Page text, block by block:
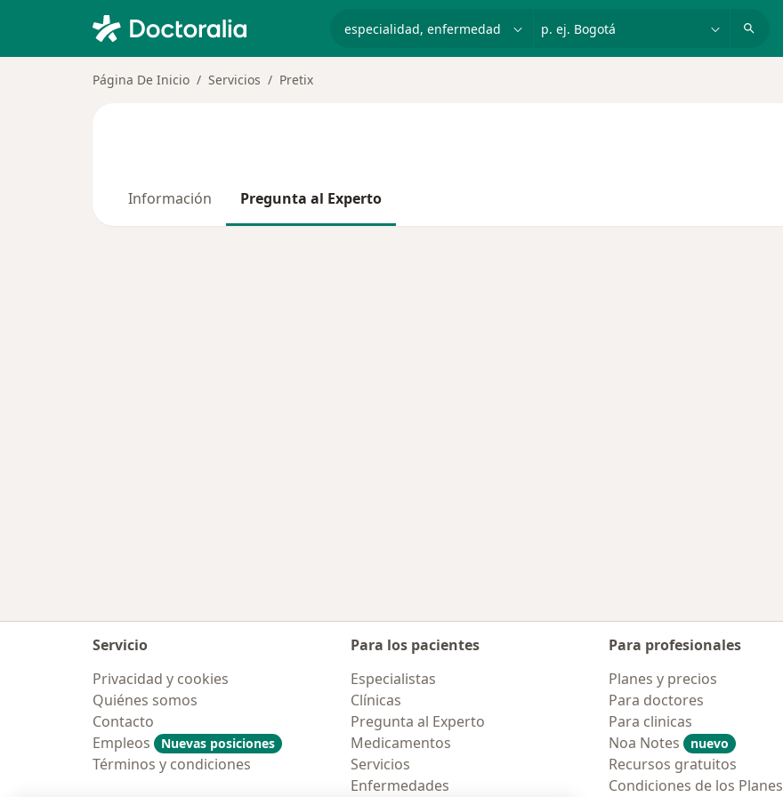
p. ej. Bogotá
Página De Inicio Servicios Pretix
Información Pregunta al Experto
Servicio
Privacidad y cookies
Quiénes somos
Contacto
Empleos
Nuevas posiciones
Términos y condiciones
Para los pacientes
Especialistas
Clínicas
Pregunta al Experto
Medicamentos
Servicios
Enfermedades
Para profesionales
Planes y precios
Para doctores
Para clinicas
Noa Notes
nuevo
Recursos gratuitos
Condiciones de los Planes